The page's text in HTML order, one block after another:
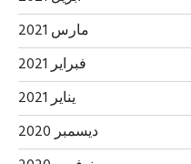
مارس 2021
فبراير 2021
يناير 2021
ديسمبر 2020